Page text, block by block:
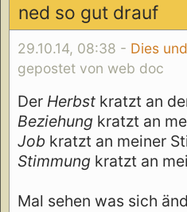
ned so gut drauf
29.10.14, 08:38 - Dies
gepostet von web doc
Der Herbst kratzt an
Beziehung kratzt an
Job kratzt an meiner
Stimmung kratzt an
Mal sehen was sich